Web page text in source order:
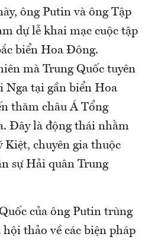
ông Putin và ông Tập
dự lễ khai mạc cuộc tập
biển Hoa Đông.
mà Trung Quốc tuyên
Nga tại gần biển Hoa
thăm châu Á Tổng
Đây là động thái nhằm
Kiệt, chuyên gia thuộc
sự Hải quân Trung
của ông Putin trùng
thảo về các biện pháp